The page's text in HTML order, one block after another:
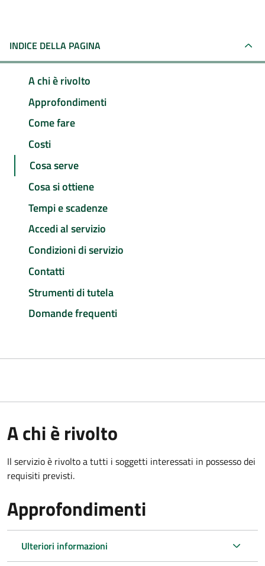
INDICE DELLA PAGINA
A chi è rivolto
Approfondimenti
Come fare
Costi
Cosa serve
Cosa si ottiene
Tempi e scadenze
Accedi al servizio
Condizioni di servizio
Contatti
Strumenti di tutela
Domande frequenti
A chi è rivolto
Il servizio è rivolto a tutti i soggetti interessati in possesso dei
requisiti previsti.
Approfondimenti
Ulteriori informazioni